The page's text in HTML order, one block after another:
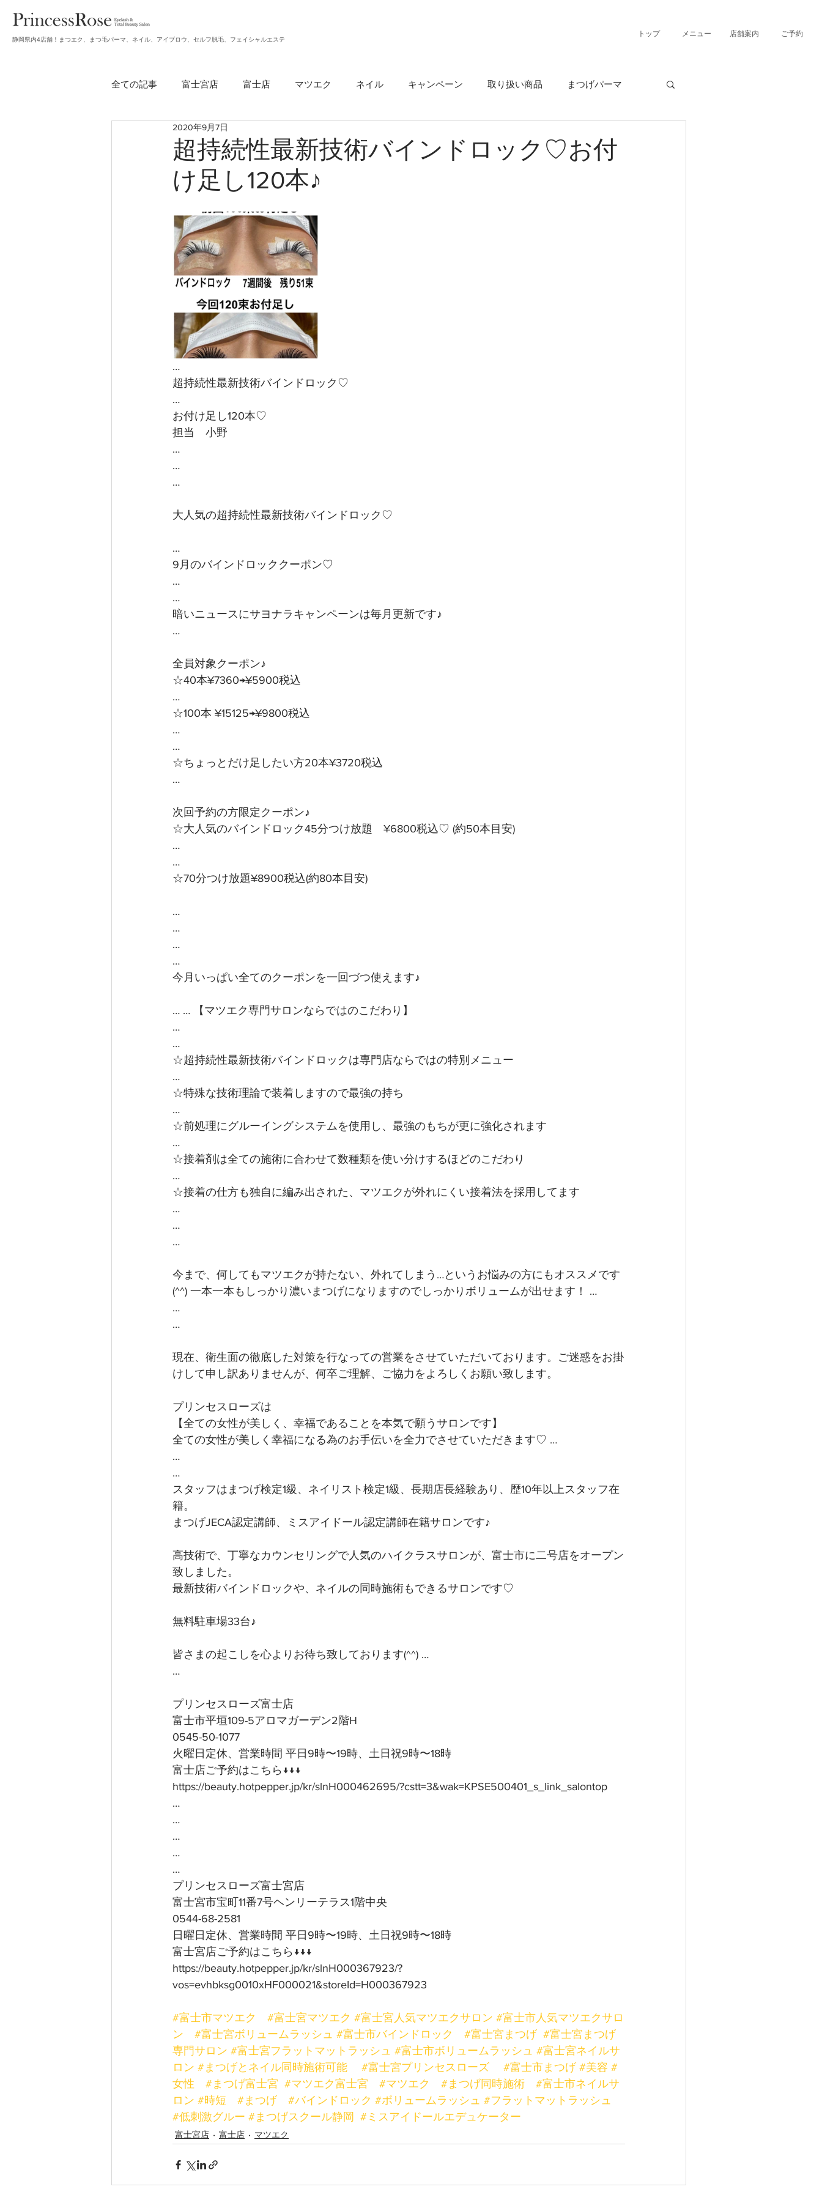
静岡県内4店舗！まつエク、まつ毛パーマ、ネイル、アイブロウ、セルフ脱毛、フェイシャルエステ
トップ メニュー 店舗案内 ご予約
全ての記事 富士宮店 富士店 マツエク ネイル キャンペーン 取り扱い商品 まつげパーマ
無題のカテゴリー
超持続性最新技術バインドロック♡お付
け足し120本♪
2020年9月7日
…
超持続性最新技術バインドロック♡
…
お付け足し120本♡
担当　小野
…
…
…
大人気の超持続性最新技術バインドロック♡
…
9月のバインドロッククーポン♡
…
…
暗いニュースにサヨナラキャンペーンは毎月更新です♪
…
全員対象クーポン♪
☆40本¥7360→¥5900税込
…
☆100本 ¥15125→¥9800税込
…
…
☆ちょっとだけ足したい方20本¥3720税込
…
次回予約の方限定クーポン♪
☆大人気のバインドロック45分つけ放題　¥6800税込♡ (約50本目安)
…
…
☆70分つけ放題¥8900税込(約80本目安)
…
…
…
…
今月いっぱい全てのクーポンを一回づつ使えます♪
… … 【マツエク専門サロンならではのこだわり】
…
…
☆超持続性最新技術バインドロックは専門店ならではの特別メニュー
…
☆特殊な技術理論で装着しますので最強の持ち
…
☆前処理にグルーイングシステムを使用し、最強のもちが更に強化されます
…
☆接着剤は全ての施術に合わせて数種類を使い分けするほどのこだわり
…
☆接着の仕方も独自に編み出された、マツエクが外れにくい接着法を採用してます
…
…
…
今まで、何してもマツエクが持たない、外れてしまう…というお悩みの方にもオススメです
(^^) 一本一本もしっかり濃いまつげになりますのでしっかりボリュームが出せます！ …
…
…
現在、衛生面の徹底した対策を行なっての営業をさせていただいております。ご迷惑をお掛
けして申し訳ありませんが、何卒ご理解、ご協力をよろしくお願い致します。
プリンセスローズは
【全ての女性が美しく、幸福であることを本気で願うサロンです】
全ての女性が美しく幸福になる為のお手伝いを全力でさせていただきます♡ …
…
…
スタッフはまつげ検定1級、ネイリスト検定1級、長期店長経験あり、歴10年以上スタッフ在
籍。
まつげJECA認定講師、ミスアイドール認定講師在籍サロンです♪
高技術で、丁寧なカウンセリングで人気のハイクラスサロンが、富士市に二号店をオープン
致しました。
最新技術バインドロックや、ネイルの同時施術もできるサロンです♡
無料駐車場33台♪
皆さまの起こしを心よりお待ち致しております(^^) …
…
プリンセスローズ富士店
富士市平垣109-5アロマガーデン2階H
0545-50-1077
火曜日定休、営業時間 平日9時〜19時、土日祝9時〜18時
富士店ご予約はこちら↓↓↓
https://beauty.hotpepper.jp/kr/slnH000462695/?cstt=3&wak=KPSE500401_s_link_salontop
…
…
…
…
…
プリンセスローズ富士宮店
富士宮市宝町11番7号ヘンリーテラス1階中央
0544-68-2581
日曜日定休、営業時間 平日9時〜19時、土日祝9時〜18時
富士宮店ご予約はこちら↓↓↓
https://beauty.hotpepper.jp/kr/slnH000367923/?
vos=evhbksg0010xHF000021&storeId=H000367923
#富士市マツエク #富士宮マツエク #富士宮人気マツエクサロン #富士市人気マツエクサロ
ン
#富士宮ボリュームラッシュ #富士市バインドロック #富士宮まつげ #富士宮まつげ
専門サロン #富士宮フラットマットラッシュ #富士市ボリュームラッシュ #富士宮ネイルサ
ロン #まつげとネイル同時施術可能 #富士宮プリンセスローズ #富士市まつげ #美容 #
女性
#まつげ富士宮 #マツエク富士宮 #マツエク #まつげ同時施術
#富士市ネイルサ
ロン #時短 #まつげ #バインドロック #ボリュームラッシュ #フラットマットラッシュ
#低刺激グルー #まつげスクール静岡 #ミスアイドールエデュケーター
富士宮店 富士店 マツエク